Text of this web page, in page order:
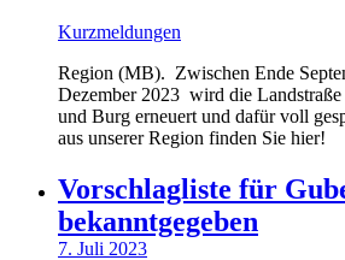
Kurzmeldungen
Region (MB). Zwischen Ende
Dezember 2023 wird die Landstraße
und Burg erneuert und dafür voll
aus unserer Region finden Sie hier!
Vorschlagliste für
bekanntgegeben
7. Juli 2023